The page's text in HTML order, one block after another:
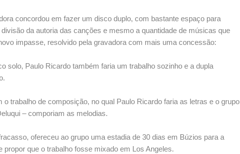
concordou em fazer um disco duplo, com bastante espaço para
da autoria das canções e mesmo a quantidade de músicas que
impasse, resolvido pela gravadora com mais uma concessão:
solo, Paulo Ricardo também faria um trabalho sozinho e a dupla
o trabalho de composição, no qual Paulo Ricardo faria as letras e o grupo
– comporiam as melodias.
ofereceu ao grupo uma estadia de 30 dias em Búzios para a
propor que o trabalho fosse mixado em Los Angeles.